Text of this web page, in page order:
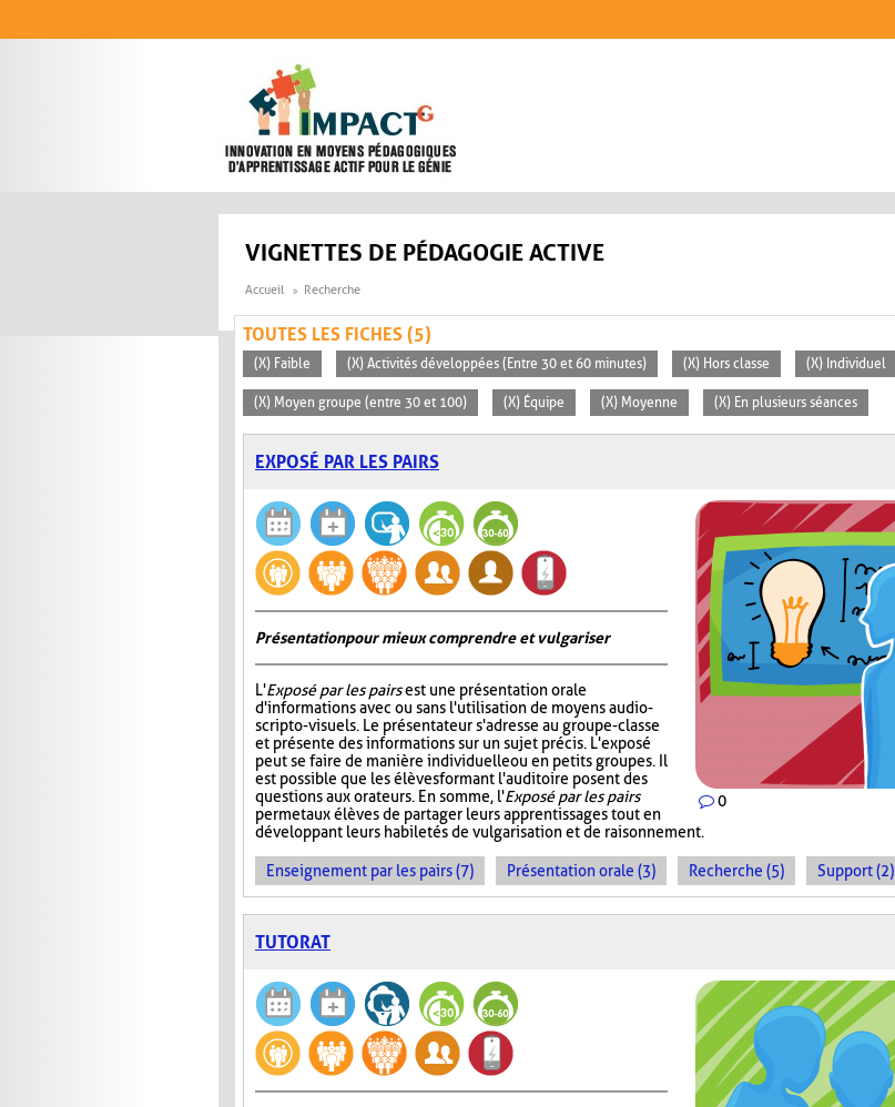
VIGNETTES DE PÉDAGOGIE ACTIVE
Accueil Recherche
TOUTES LES FICHES (5)
(X) Faible (X) Activités développées (Entre 30 et 60 minutes) (X) Hors classe (X) Individuel
(X) Moyen groupe (entre 30 et 100) (X) Équipe (X) Moyenne (X) En plusieurs séances
EXPOSÉ PAR LES PAIRS
0
Présentation pour mieux comprendre et vulgariser
L'Exposé par les pairsest une présentation orale
d'informations avec ou sans l'utilisation de moyens audio-
scripto-visuels. Le présentateur s'adresse au groupe-classe
et présente des informations sur un sujet précis. L'exposé
peut se faire de manière individuelle ou en petits groupes. Il
est possible que les élèves formant l'auditoire posent des
questions aux orateurs. En somme, l'Exposé par les pairs
permet aux élèves de partager leurs apprentissages tout en
développant leurs habiletés de vulgarisation et de raisonnement.
Enseignement par les pairs (7) Présentation orale (3) Recherche (5) Support (2)
TUTORAT